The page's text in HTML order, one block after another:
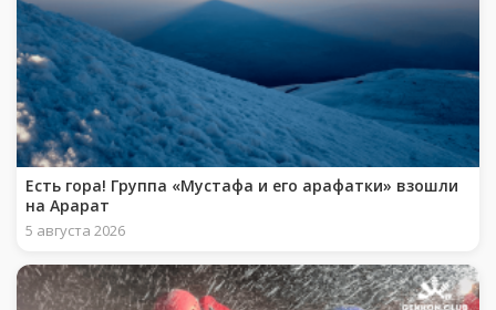
Есть гора! Группа «Мустафа и его арафатки» взошли
на Арарат
5 августа 2026